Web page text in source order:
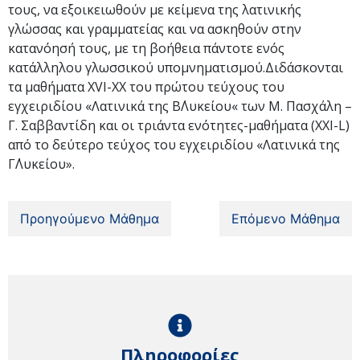
τους, να εξοικειωθούν με κείμενα της λατινικής
γλώσσας και γραμματείας και να ασκηθούν στην
κατανόησή τους, με τη βοήθεια πάντοτε ενός
κατάλληλου γλωσσικού υπομνηματισμού.Διδάσκονται
τα μαθήματα XVI-ΧΧ του πρώτου τεύχους του
εγχειριδίου «Λατινικά της Β΄Λυκείου« των Μ. Πασχάλη –
Γ. Σαββαντίδη και οι τριάντα ενότητες-μαθήματα (XXI-L)
από το δεύτερο τεύχος του εγχειριδίου «Λατινικά της
Γ΄Λυκείου».
Προηγούμενο Μάθημα Επόμενο Μάθημα
Πληροφορίες